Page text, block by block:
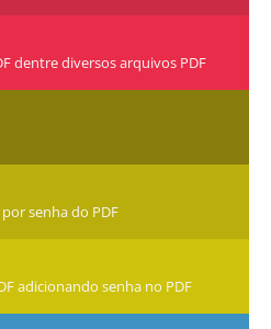
dentre diversos arquivos PDF
senha do PDF
adicionando senha no PDF